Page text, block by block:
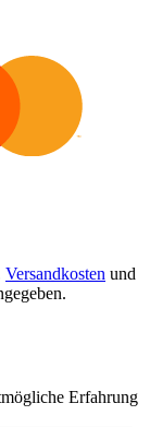
Versandkosten und
Erfahrung